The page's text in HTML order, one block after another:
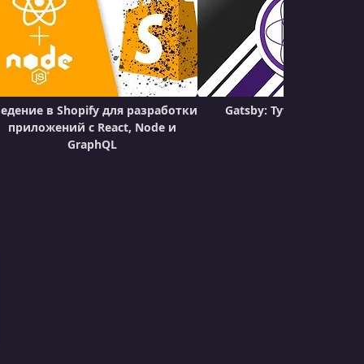
УРОК 21. 00:17:58
#20 Collection Details Page
УРОК 22. 00:16:58
#21 Making A Marketing Billboard
в Shopify для разработки
приложений с React, Node и
GraphQL
Gatsby: Туториал +